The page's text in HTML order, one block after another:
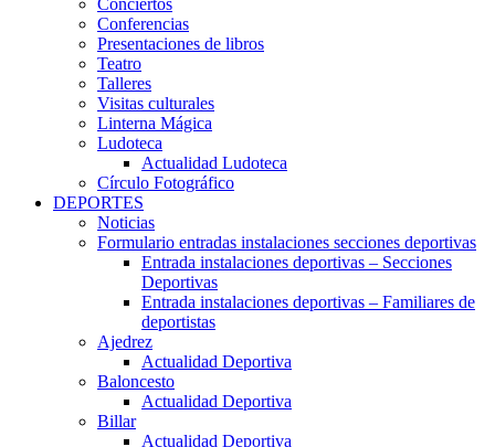
Conferencias
Presentaciones de libros
Teatro
Talleres
Visitas culturales
Linterna Mágica
Ludoteca
Actualidad Ludoteca
Círculo Fotográfico
DEPORTES
Noticias
Formulario entradas instalaciones secciones deportivas
Entrada instalaciones deportivas – Secciones
Deportivas
Entrada instalaciones deportivas – Familiares de
deportistas
Ajedrez
Actualidad Deportiva
Baloncesto
Actualidad Deportiva
Billar
Actualidad Deportiva